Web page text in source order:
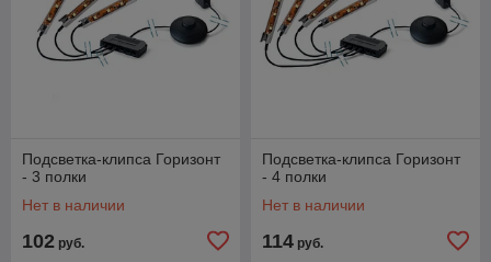
Подсветка-клипса Горизонт
- 3 полки
Нет в наличии
102 руб.
Подсветка-клипса Горизонт
- 4 полки
Нет в наличии
114 руб.